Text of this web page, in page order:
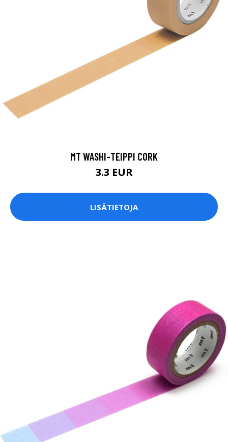
MT WASHI-TEIPPI CORK
3.3 EUR
LISÄTIETOJA